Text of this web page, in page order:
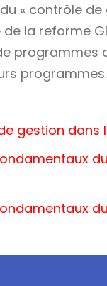
« contrôle de
la reforme
programmes
programmes.
gestion